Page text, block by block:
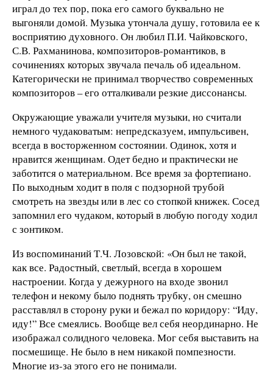
играл до тех пор, пока его самого буквально не
выгоняли домой. Музыка утончала душу, готовила ее к
восприятию духовного. Он любил П.И. Чайковского,
С.В. Рахманинова, композиторов-романтиков, в
сочинениях которых звучала печаль об идеальном.
Категорически не принимал творчество современных
композиторов – его отталкивали резкие диссонансы.
Окружающие уважали учителя музыки, но считали
немного чудаковатым: непредсказуем, импульсивен,
всегда в восторженном состоянии. Одинок, хотя и
нравится женщинам. Одет бедно и практически не
заботится о материальном. Все время за фортепиано.
По выходным ходит в поля с подзорной трубой
смотреть на звезды или в лес со стопкой книжек. Сосед
запомнил его чудаком, который в любую погоду ходил
с зонтиком.
Из воспоминаний Т.Ч. Лозовской: «Он был не такой,
как все. Радостный, светлый, всегда в хорошем
настроении. Когда у дежурного на входе звонил
телефон и некому было поднять трубку, он смешно
расставлял в сторону руки и бежал по коридору: “Иду,
иду!” Все смеялись. Вообще вел себя неординарно. Не
изображал солидного человека. Мог себя выставить на
посмешище. Не было в нем никакой помпезности.
Многие из-за этого его не понимали.